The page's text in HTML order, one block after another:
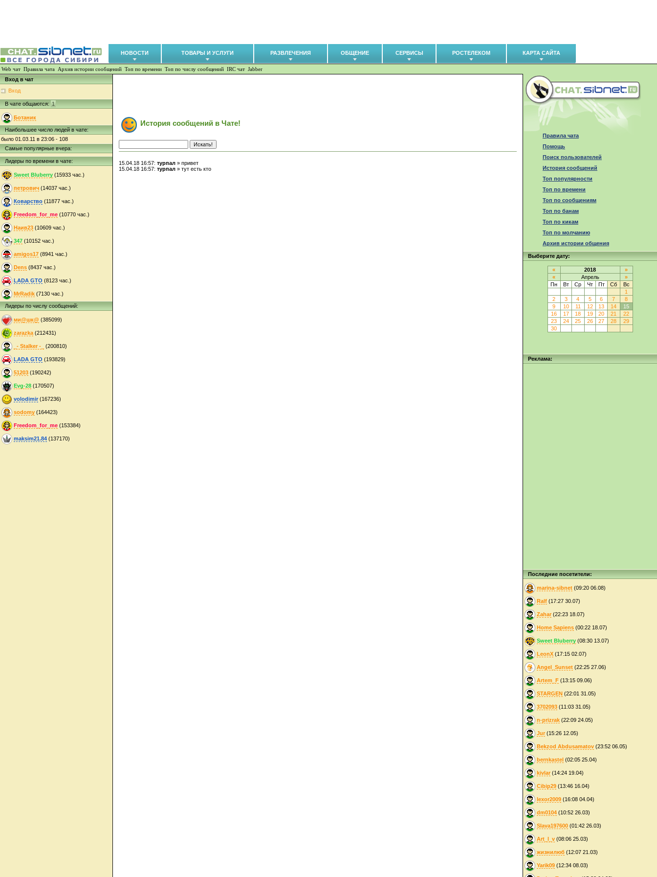
НОВОСТИ ТОВАРЫ И УСЛУГИ РАЗВЛЕЧЕНИЯ ОБЩЕНИЕ СЕРВИСЫ РОСТЕЛЕКОМ КАРТА САЙТА
Web чат Правила чата Архив истории сообщений Топ по времени Топ по числу сообщений IRC чат Jabber
Вход в чат
Вход
В чате общаются: 1
Ботаник
Наибольшее число людей в чате:
было 01.03.11 в 23:06 - 108
Самые популярные вчера:
Лидеры по времени в чате:
Sweet Bluberry (15933 час.)
петрович (14037 час.)
Коварство (11877 час.)
Freedom_for_me (10770 час.)
Наив23 (10609 час.)
347 (10152 час.)
amigos17 (8941 час.)
Dens (8437 час.)
LADA GTO (8123 час.)
MrRadik (7130 час.)
Лидеры по числу сообщений:
ми@шк@ (385099)
zarazka (212431)
_- Stalker -_ (200810)
LADA GTO (193829)
51203 (190242)
Evg-28 (170507)
volodimir(167236)
sodomy (164423)
Freedom_for_me (153384)
maksim21.84 (137170)
История сообщений в Чате!
15.04.18 16:57: турпал » привет
15.04.18 16:57: турпал » тут есть кто
Правила чата
Помощь
Поиск пользователей
История сообщений
Топ популярности
Топ по времени
Топ по сообщениям
Топ по банам
Топ по кикам
Топ по молчанию
Архив истории общения
Выберите дату:
« 2018
»
«
Апрель
»
Пн
Вт Ср Чт Пт Сб
Вс
1
2
3 4 5 6 7
8
9
10 11 12 13 14
15
16
17 18 19 20 21
22
23
24 25 26 27 28
29
30
Реклама:
Последние посетители:
marina-sibnet (09:20 06.08)
Ralf (17:27 30.07)
Zahar (22:23 18.07)
Home Sapiens (00:22 18.07)
Sweet Bluberry (08:30 13.07)
LeonX (17:15 02.07)
Angel_Sunset (22:25 27.06)
Artem_F (13:15 09.06)
STARGEN (22:01 31.05)
3702093 (11:03 31.05)
n-prizrak (22:09 24.05)
Jur (15:26 12.05)
Bekzod Abdusamatov (23:52 06.05)
bernkastel (02:05 25.04)
kivlar (14:24 19.04)
Cibip29 (13:46 16.04)
lexor2009 (16:08 04.04)
dm0104 (10:52 26.03)
Slava197600 (01:42 26.03)
Art_l_v (08:06 25.03)
жизнилюб (12:07 21.03)
Yarik09 (12:34 08.03)